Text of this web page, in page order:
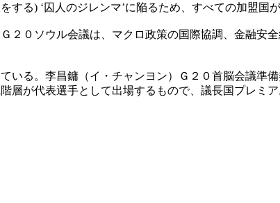
る) ‘囚人のジレンマ’に陥るため、すべての加盟国
２０ソウル会議は、マクロ政策の国際協調、金融
る。李昌鏞（イ・チャンヨン）Ｇ２０首脳会議準
層が代表選手として出場するもので、議長国プレミ